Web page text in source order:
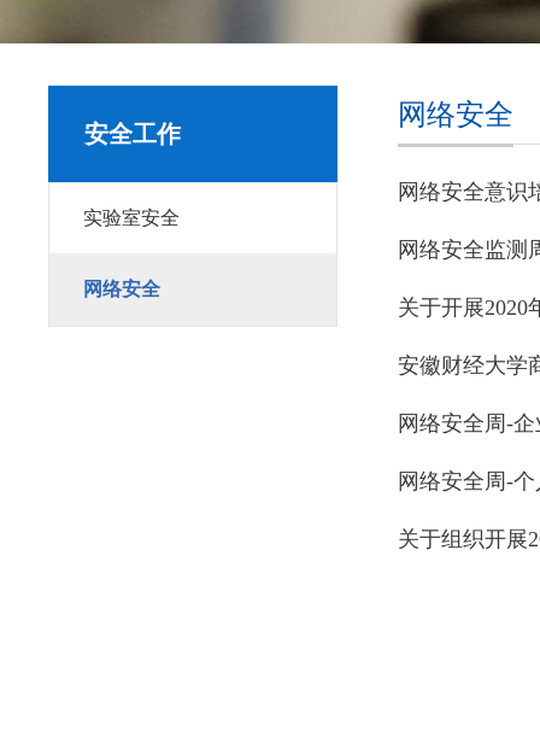
安全工作
实验室安全
网络安全
网络安全
网络安全意识
网络安全监测
关于开展2020
安徽财经大学
网络安全周-
网络安全周-
关于组织开展